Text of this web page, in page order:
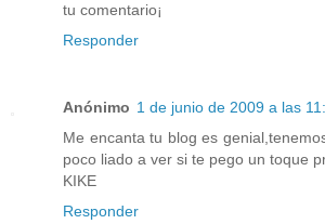
tu comentario¡
Responder
Anónimo 1 de junio de 2009 a las
Me encanta tu blog es
poco liado a ver si te pego un toque
KIKE
Responder